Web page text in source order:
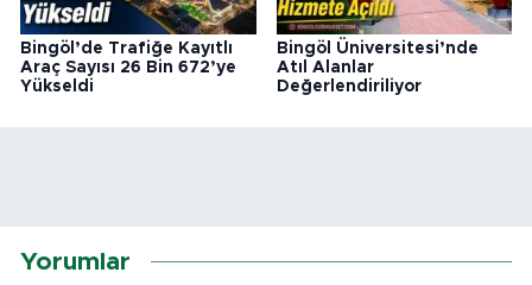
Bingöl’de Trafiğe Kayıtlı
Araç Sayısı 26 Bin 672’ye
Yükseldi
Bingöl Üniversitesi’nde
Atıl Alanlar
Değerlendiriliyor
Yorumlar